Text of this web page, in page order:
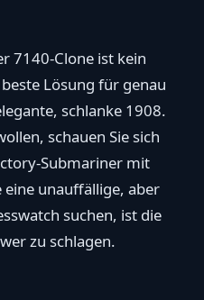
7140-Clone ist kein
Lösung für genau
schlanke 1908.
schauen Sie sich
Submariner mit
eine unauffällige, aber
suchen, ist die
zu schlagen.